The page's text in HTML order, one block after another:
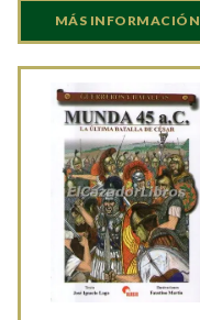
MÁS INFORMACIÓN